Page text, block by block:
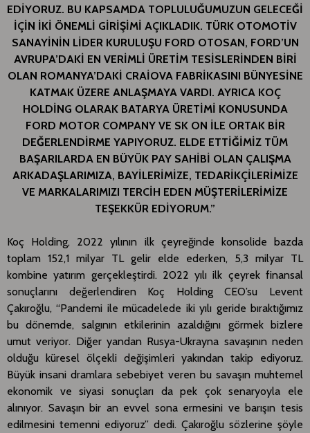
EDİYORUZ. BU KAPSAMDA TOPLULUĞUMUZUN GELECEĞİ
İÇİN İKİ ÖNEMLİ GİRİŞİMİ AÇIKLADIK. TÜRK OTOMOTİV
SANAYİNİN LİDER KURULUŞU FORD OTOSAN, FORD’UN
AVRUPA’DAKİ EN VERİMLİ ÜRETİM TESİSLERİNDEN BİRİ
OLAN ROMANYA’DAKİ CRAİOVA FABRİKASINI BÜNYESİNE
KATMAK ÜZERE ANLAŞMAYA VARDI. AYRICA KOÇ
HOLDİNG OLARAK BATARYA ÜRETİMİ KONUSUNDA
FORD MOTOR COMPANY VE SK ON İLE ORTAK BİR
DEĞERLENDİRME YAPIYORUZ. ELDE ETTİĞİMİZ TÜM
BAŞARILARDA EN BÜYÜK PAY SAHİBİ OLAN ÇALIŞMA
ARKADAŞLARIMIZA, BAYİLERİMİZE, TEDARİKÇİLERİMİZE
VE MARKALARIMIZI TERCİH EDEN MÜŞTERİLERİMİZE
TEŞEKKÜR EDİYORUM.”
Koç Holding, 2022 yılının ilk çeyreğinde konsolide bazda
toplam 152,1 milyar TL gelir elde ederken, 5,3 milyar TL
kombine yatırım gerçekleştirdi. 2022 yılı ilk çeyrek finansal
sonuçlarını değerlendiren Koç Holding CEO’su Levent
Çakıroğlu, “Pandemi ile mücadelede iki yılı geride bıraktığımız
bu dönemde, salgının etkilerinin azaldığını görmek bizlere
umut veriyor. Diğer yandan Rusya-Ukrayna savaşının neden
olduğu küresel ölçekli değişimleri yakından takip ediyoruz.
Büyük insani dramlara sebebiyet veren bu savaşın muhtemel
ekonomik ve siyasi sonuçları da pek çok senaryoyla ele
alınıyor. Savaşın bir an evvel sona ermesini ve barışın tesis
edilmesini temenni ediyoruz” dedi. Çakıroğlu sözlerine şöyle